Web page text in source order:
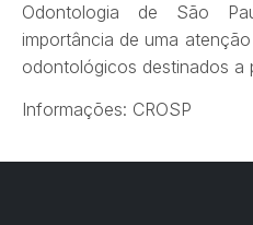
Odontologia de São
importância de uma
odontológicos destinados a
Informações: CROSP